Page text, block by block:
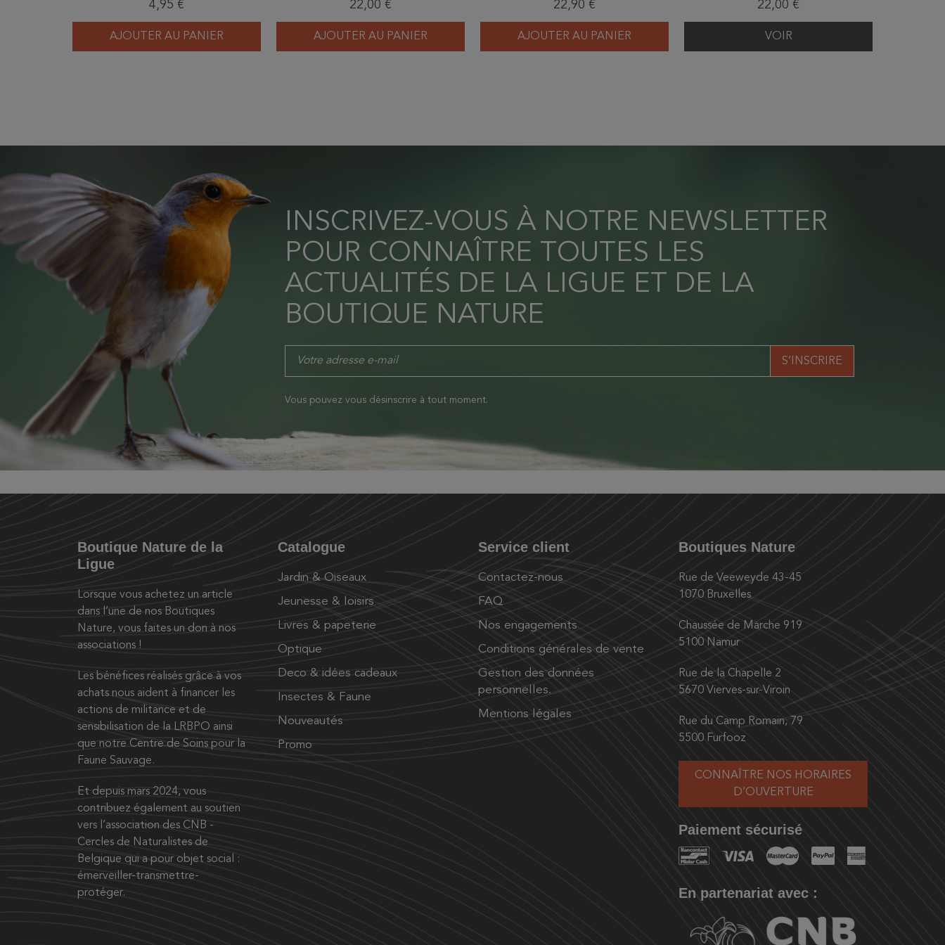
d’Hexapodes de Belgique et
des régions voisines
4,95 €
AJOUTER AU PANIER
pentatomoïdes de Belgique
22,00 €
AJOUTER AU PANIER
Belgique
22,90 €
AJOUTER AU PANIER
22,00 €
VOIR
INSCRIVEZ-VOUS À NOTRE NEWSLETTER
POUR CONNAÎTRE TOUTES LES
ACTUALITÉS DE LA LIGUE ET DE LA
BOUTIQUE NATURE
Vous pouvez vous désinscrire à tout moment.
Boutique Nature de la
Ligue
Lorsque vous achetez un article
dans l’une de nos Boutiques
Nature, vous faites un don à nos
associations !
Les bénéfices réalisés grâce à vos
achats nous aident à financer les
actions de militance et de
sensibilisation de la LRBPO ainsi
que notre Centre de Soins pour la
Faune Sauvage.
Et depuis mars 2024, vous
contribuez également au soutien
vers l’association des CNB -
Cercles de Naturalistes de
Belgique qui a pour objet social :
émerveiller-transmettre-
protéger.
Catalogue
Jardin & Oiseaux
Jeunesse & loisirs
Livres & papeterie
Optique
Deco & idées cadeaux
Insectes & Faune
Nouveautés
Promo
Service client
Contactez-nous
FAQ
Nos engagements
Conditions générales de vente
Gestion des données
personnelles.
Mentions légales
Boutiques Nature
Rue de Veeweyde 43-45
1070 Bruxelles
Chaussée de Marche 919
5100 Namur
Rue de la Chapelle 2
5670 Vierves-sur-Viroin
Rue du Camp Romain, 79
5500 Furfooz
CONNAÎTRE NOS HORAIRES
D’OUVERTURE
Paiement sécurisé
En partenariat avec :